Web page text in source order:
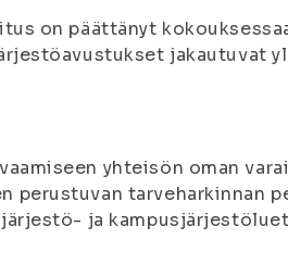
on päättänyt
jakautuvat
yhteisön oman
perustuvan tarveharkinnan
ja